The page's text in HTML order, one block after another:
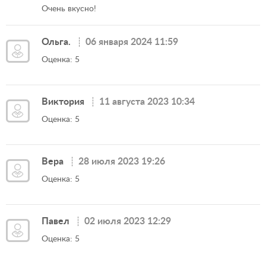
Очень вкусно!
Ольга. 06 января 2024 11:59
Оценка: 5
Виктория 11 августа 2023 10:34
Оценка: 5
Вера 28 июля 2023 19:26
Оценка: 5
Павел 02 июля 2023 12:29
Оценка: 5